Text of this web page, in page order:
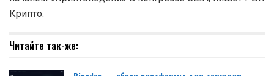
Крипто.
Читайте так-же: